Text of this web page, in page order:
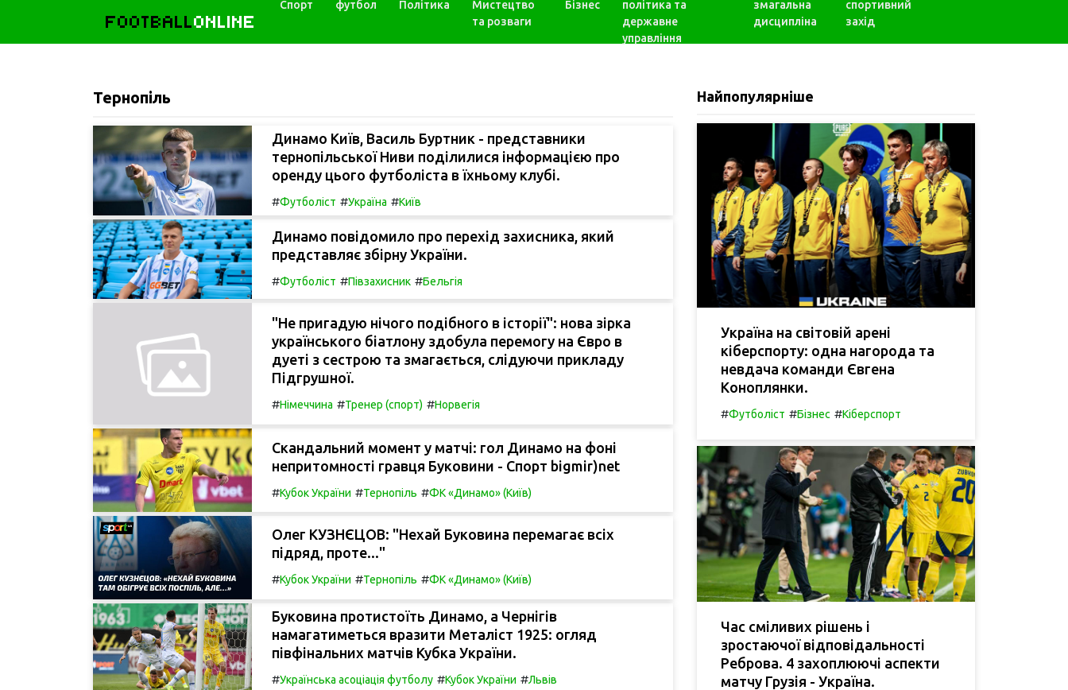
FOOTBALLONLINE
Спорт футбол Політика
Мистецтво
та розваги
Бізнес
політика та
державне
управління
змагальна
дисципліна
спортивний
захід
Тернопіль
Динамо Київ, Василь Буртник - представники
тернопільської Ниви поділилися інформацією про
оренду цього футболіста в їхньому клубі.
#Футболіст #Україна #Київ
Динамо повідомило про перехід захисника, який
представляє збірну України.
#Футболіст #Півзахисник #Бельгія
"Не пригадую нічого подібного в історії": нова зірка
українського біатлону здобула перемогу на Євро в
дуеті з сестрою та змагається, слідуючи прикладу
Підгрушної.
#Німеччина #Тренер (спорт) #Норвегія
Скандальний момент у матчі: гол Динамо на фоні
непритомності гравця Буковини - Спорт bigmir)net
#Кубок України #Тернопіль #ФК «Динамо» (Київ)
Олег КУЗНЄЦОВ: "Нехай Буковина перемагає всіх
підряд, проте..."
#Кубок України #Тернопіль #ФК «Динамо» (Київ)
Буковина протистоїть Динамо, а Чернігів
намагатиметься вразити Металіст 1925: огляд
півфінальних матчів Кубка України.
#Українська асоціація футболу #Кубок України #Львів
Найпопулярніше
Україна на світовій арені
кіберспорту: одна нагорода та
невдача команди Євгена
Коноплянки.
#Футболіст #Бізнес #Кіберспорт
Час сміливих рішень і
зростаючої відповідальності
Реброва. 4 захоплюючі аспекти
матчу Грузія - Україна.